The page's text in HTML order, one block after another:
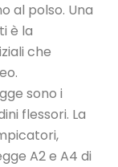
al polso. Una
è la
che
sono i
flessori. La
A2 e A4 di